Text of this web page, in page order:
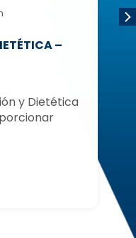
–
y Dietética